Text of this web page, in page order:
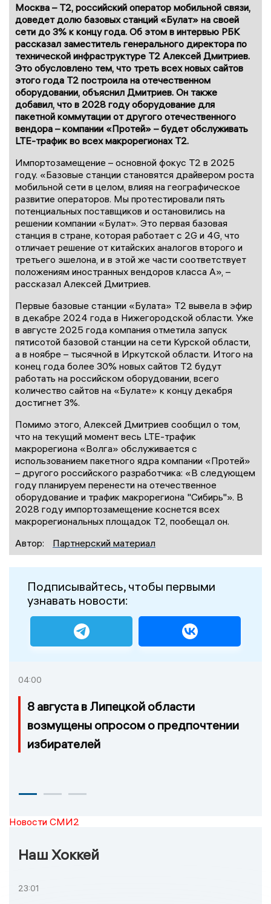
Москва – Т2, российский оператор мобильной связи,
доведет долю базовых станций «Булат» на своей
сети до 3% к концу года. Об этом в интервью РБК
рассказал заместитель генерального директора по
технической инфраструктуре Т2 Алексей Дмитриев.
Это обусловлено тем, что треть всех новых сайтов
этого года Т2 построила на отечественном
оборудовании, объяснил Дмитриев. Он также
добавил, что в 2028 году оборудование для
пакетной коммутации от другого отечественного
вендора – компании «Протей» – будет обслуживать
LTE-трафик во всех макрорегионах Т2.
Импортозамещение – основной фокус Т2 в 2025
году. «Базовые станции становятся драйвером роста
мобильной сети в целом, влияя на географическое
развитие операторов. Мы протестировали пять
потенциальных поставщиков и остановились на
решении компании «Булат». Это первая базовая
станция в стране, которая работает с 2G и 4G, что
отличает решение от китайских аналогов второго и
третьего эшелона, и в этой же части соответствует
положениям иностранных вендоров класса А», –
рассказал Алексей Дмитриев.
Первые базовые станции «Булата» Т2 вывела в эфир
в декабре 2024 года в Нижегородской области. Уже
в августе 2025 года компания отметила запуск
пятисотой базовой станции на сети Курской области,
а в ноябре – тысячной в Иркутской области. Итого на
конец года более 30% новых сайтов Т2 будут
работать на российском оборудовании, всего
количество сайтов на «Булате» к концу декабря
достигнет 3%.
Помимо этого, Алексей Дмитриев сообщил о том,
что на текущий момент весь LTE-трафик
макрорегиона «Волга» обслуживается с
использованием пакетного ядра компании «Протей»
– другого российского разработчика: «В следующем
году планируем перенести на отечественное
оборудование и трафик макрорегиона "Сибирь"». В
2028 году импортозамещение коснется всех
макрорегиональных площадок Т2, пообещал он.
Автор:
Партнерский материал
Подписывайтесь, чтобы первыми
узнавать новости:
04:00
8 августа в Липецкой области
возмущены опросом о предпочтении
избирателей
Новости СМИ2
Наш Хоккей
23:01